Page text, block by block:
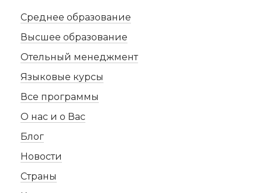
Среднее образование
Высшее образование
Отельный менеджмент
Языковые курсы
Все программы
О нас и о Вас
Блог
Новости
Страны